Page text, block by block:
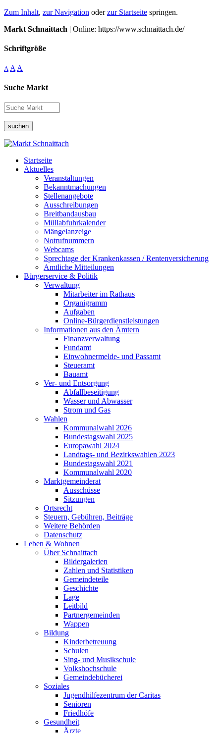
Zum Inhalt, zur Navigation oderzur Startseite springen.
Markt Schnaittach | Online: https://www.schnaittach.de/
Schriftgröße
A A A
Suche Markt
suchen
Startseite
Aktuelles
Veranstaltungen
Bekanntmachungen
Stellenangebote
Ausschreibungen
Breitbandausbau
Müllabfuhrkalender
Mängelanzeige
Notrufnummern
Webcams
Sprechtage der Krankenkassen / Rentenversicherung
Amtliche Mitteilungen
Bürgerservice & Politik
Verwaltung
Mitarbeiter im Rathaus
Organigramm
Aufgaben
Online-Bürgerdienstleistungen
Informationen aus den Ämtern
Finanzverwaltung
Fundamt
Einwohnermelde- und Passamt
Steueramt
Bauamt
Ver- und Entsorgung
Abfallbeseitigung
Wasser und Abwasser
Strom und Gas
Wahlen
Kommunalwahl 2026
Bundestagswahl 2025
Europawahl 2024
Landtags- und Bezirkswahlen 2023
Bundestagswahl 2021
Kommunalwahl 2020
Marktgemeinderat
Ausschüsse
Sitzungen
Ortsrecht
Steuern, Gebühren, Beiträge
Weitere Behörden
Datenschutz
Leben & Wohnen
Über Schnaittach
Bildergalerien
Zahlen und Statistiken
Gemeindeteile
Geschichte
Lage
Leitbild
Partnergemeinden
Wappen
Bildung
Kinderbetreuung
Schulen
Sing- und Musikschule
Volkshochschule
Gemeindebücherei
Soziales
Jugendhilfezentrum der Caritas
Senioren
Friedhöfe
Gesundheit
Ärzte